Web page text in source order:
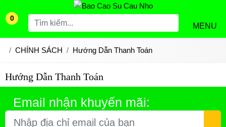
0
MENU
CHÍNH SÁCH Hướng Dẫn Thanh Toán
Hướng Dẫn Thanh Toán
Email nhận khuyến mãi: